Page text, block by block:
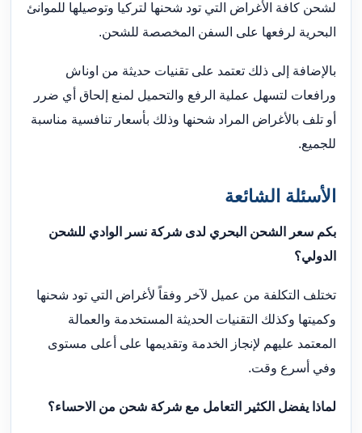
لشحن كافة الأغراض التي تود شحنها لتركيا وتوصيلها للموانئ
البحرية لرفعها على السفن المخصصة للشحن.
بالإضافة إلى ذلك تعتمد على تقنيات حديثة من اوناش
ورافعات لتسهل عملية الرفع والتحميل لمنع إلحاق أي ضرر
أو تلف بالأغراض المراد شحنها وذلك بأسعار تنافسية مناسبة
للجميع.
الأسئلة الشائعة
بكم سعر الشحن البحري لدى شركة نسر الوادي للشحن
الدولي؟
تختلف التكلفة من عميل لآخر وفقاً لأغراض التي تود شحنها
وكميتها وكذلك التقنيات الحديثة المستخدمة والعمالة
المعتمد عليهم لإنجاز الخدمة وتقديمها على أعلى مستوى
وفي أسرع وقت.
لماذا يفضل الكثير التعامل مع شركة شحن من الاحساء؟